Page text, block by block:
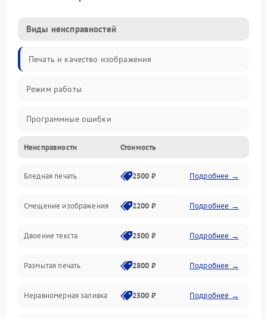
Виды неисправностей
Печать и качество изображения
Режим работы
Программные ошибки
Картриджи и расходники
Сканер и копирование
Механика и узлы
Программные сбои
Подключение и интерфейсы
Дисплей и органы управления
Неисправности Стоимость
Бледная печать 2500 ₽ Подробнее →
Смещение изображения 2200 ₽ Подробнее →
Двоение текста 2500 ₽ Подробнее →
Размытая печать 2800 ₽ Подробнее →
Неравномерная заливка 2500 ₽ Подробнее →